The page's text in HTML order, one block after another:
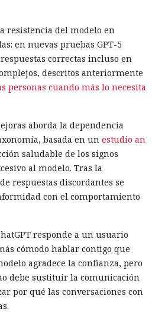
resistencia del modelo en
en nuevas pruebas GPT-5
correctas incluso en
descritos anteriormente
personas cuando más lo necesita
aborda la dependencia
basada en un estudio an
saludable de los signos
al modelo. Tras la
respuestas discordantes se
con el comportamiento
responde a un usuario
cómodo hablar contigo que
agradece la confianza, pero
debe sustituir la comunicación
por qué las conversaciones con